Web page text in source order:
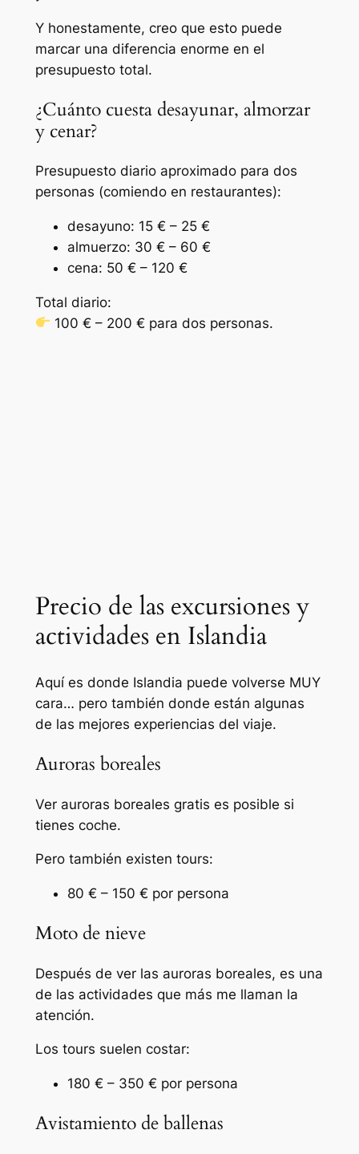
Y honestamente, creo que esto puede
marcar una diferencia enorme en el
presupuesto total.
¿Cuánto cuesta desayunar, almorzar
y cenar?
Presupuesto diario aproximado para dos
personas (comiendo en restaurantes):
desayuno: 15 € – 25 €
almuerzo: 30 € – 60 €
cena: 50 € – 120 €
Total diario:
100 € – 200 € para dos personas.
Precio de las excursiones y
actividades en Islandia
Aquí es donde Islandia puede volverse MUY
cara… pero también donde están algunas
de las mejores experiencias del viaje.
Auroras boreales
Ver auroras boreales gratis es posible si
tienes coche.
Pero también existen tours:
80 € – 150 € por persona
Moto de nieve
Después de ver las auroras boreales, es una
de las actividades que más me llaman la
atención.
Los tours suelen costar:
180 € – 350 € por persona
Avistamiento de ballenas